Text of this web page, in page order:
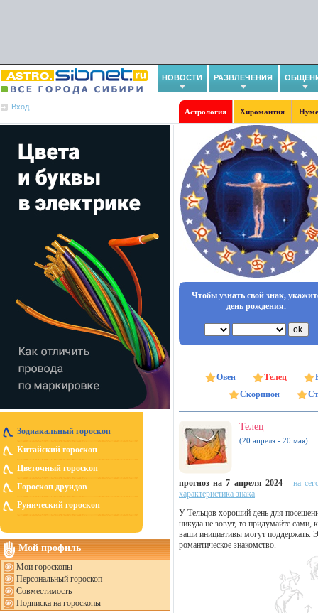
НОВОСТИ РАЗВЛЕЧЕНИЯ
Вход
Астрология Хиромантия
Зодиакальный гороскоп
Китайский гороскоп
Цветочный гороскоп
Гороскоп друидов
Рунический гороскоп
Мой профиль
Мои гороскопы
Персональный гороскоп
Совместимость
Подписка на гороскопы
Чтобы узнать свой знак,
день рождения.
Овен Телец
Скорпион
Телец
(20 апреля - 20 мая)
прогноз на 7 апреля 2024
на
характеристика знака
У Тельцов хороший день для
никуда не зовут, то придумайте сами,
ваши инициативы могут поддержать.
романтическое знакомство.